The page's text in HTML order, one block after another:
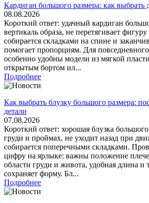
Кардиган большого размера: как выбрать
08.08.2026
Короткий ответ: удачный кардиган
вертикаль образа, не перетягивает
собирается складками на спине и
помогает пропорциям. Для повседневного
особенно удобны модели из мягкой
открытым бортом ил...
Подробнее
Как выбрать блузку большого размера:
детали
07.08.2026
Короткий ответ: хорошая блузка большого
груди и проймах, не уходит назад при
собирается поперечными складками.
цифру на ярлыке: важны положение
области груди и живота, удобная длина и
сохраняет форму. Бл...
Подробнее